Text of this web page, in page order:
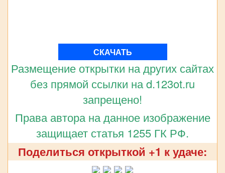
СКАЧАТЬ
Размещение открытки на других сайтах
без прямой ссылки на d.123ot.ru
запрещено!
Права автора на данное изображение
защищает статья 1255 ГК РФ.
Поделиться открыткой +1 к удаче: